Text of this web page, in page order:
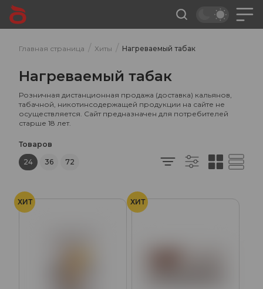
Главная страница / Хиты / Нагреваемый табак
Нагреваемый табак
Розничная дистанционная продажа (доставка) кальянов,
табачной, никотинсодержащей продукции на сайте не
осуществляется. Сайт предназначен для потребителей
старше 18 лет.
Товаров
24
36 72
ХИТ ХИТ